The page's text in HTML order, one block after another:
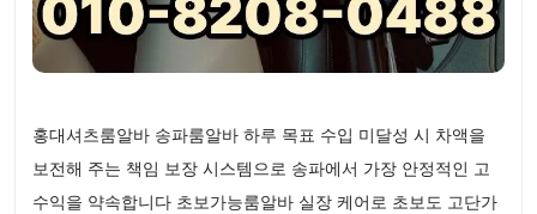
홍대셔츠룸알바 송파룸알바 하루 목표 수입 미달성 시 차액을
보전해 주는 책임 보장 시스템으로 송파에서 가장 안정적인 고
수익을 약속합니다 초보가능룸알바 실장 케어로 초보도 고단가